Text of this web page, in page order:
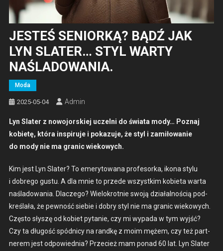
JESTEŚ SENIORKĄ? BĄDŹ JAK
LYN SLATER… STYL WARTY
NAŚLADOWANIA.
Moda
2025-05-04 Admin
Lyn Slater z nowo­jorskiej uczel­ni do świa­ta mody… Poz­naj
kobi­etę, która inspiru­je i pokazu­je, że styl i zamiłowanie
do mody nie ma granic wiekowych.
Kim jest Lyn Slater? To emery­towana pro­fe­sor­ka, ikona sty­lu
i dobrego gus­tu. A dla mnie to przede wszys­tkim kobi­eta warta
naślad­owa­nia. Dlaczego? Wielokrot­nie swo­ją dzi­ałal­noś­cią pod­
kreślała, że pewność siebie i dobry styl nie ma granic wiekowych.
Częs­to słyszę od kobi­et pytanie, czy mi wypa­da w tym wyjść?
Czy ta dłu­gość spód­ni­cy na rand­kę z moim mężem, czy też part­
nerem jest odpowied­nia? Prze­cież mam pon­ad 60 lat. Lyn Slater